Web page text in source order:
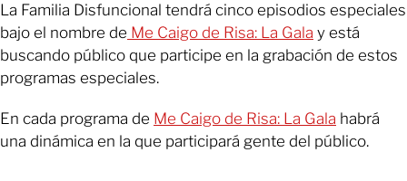
La Familia Disfuncional tendrá cinco episodios especiales
bajo el nombre de Me Caigo de Risa: La Gala y está
buscando público que participe en la grabación de estos
programas especiales.
En cada programa de Me Caigo de Risa: La Gala habrá
una dinámica en la que participará gente del público.